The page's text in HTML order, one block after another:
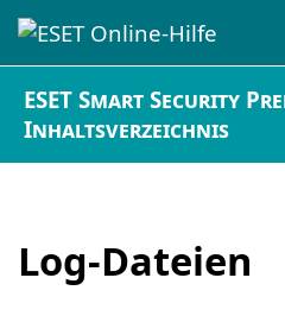
ESET Smart Security
Inhaltsverzeichnis
Log-Dateien